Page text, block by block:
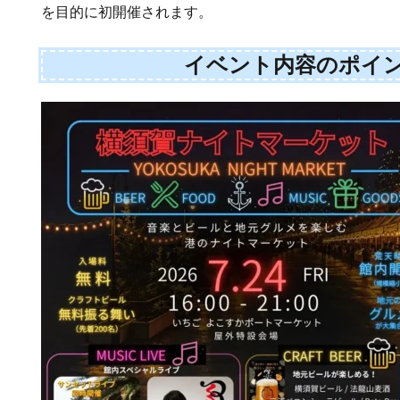
を目的に初開催されます。
イベント内容のポイ